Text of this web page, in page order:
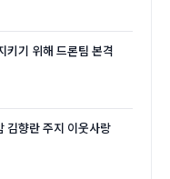
키기 위해 드론팀 본격
김향란 주지 이웃사랑